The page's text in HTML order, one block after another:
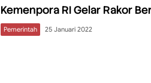
Kemenpora RI Gelar Rakor
Pemerintah 25 Januari 2022